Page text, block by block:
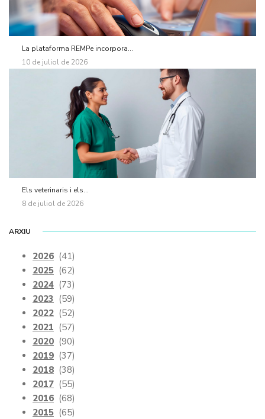
La plataforma REMPe incorpora...
10 de juliol de 2026
Els veterinaris i els...
8 de juliol de 2026
ARXIU
2026 (41)
2025 (62)
2024 (73)
2023 (59)
2022 (52)
2021 (57)
2020 (90)
2019 (37)
2018 (38)
2017 (55)
2016 (68)
2015 (65)